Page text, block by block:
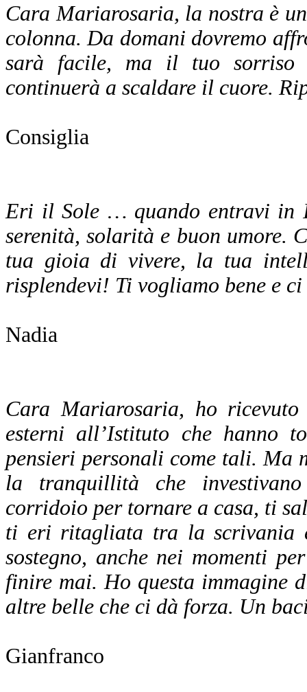
Cara Mariarosaria, la nostra è
colonna. Da domani dovremo
sarà facile, ma il tuo sorriso
continuerà a scaldare il cuore.
Consiglia
Eri il Sole … quando entravi in
serenità, solarità e buon umore.
tua gioia di vivere, la tua
risplendevi! Ti vogliamo bene e
Nadia
Cara Mariarosaria, ho
esterni all’Istituto che hanno
pensieri personali come tali. Ma
la tranquillità che
corridoio per tornare a casa, ti
ti eri ritagliata tra la scrivania
sostegno, anche nei momenti
finire mai. Ho questa immagine
altre belle che ci dà forza. Un
Gianfranco